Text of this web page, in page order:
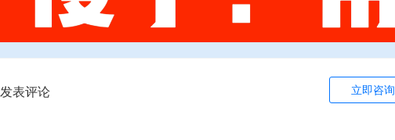
发表评论 立即咨询